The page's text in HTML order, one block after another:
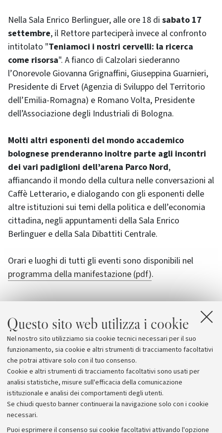
Questo sito web utilizza i cookie
Nel nostro sito utilizziamo sia cookie tecnici necessari per il suo
funzionamento, sia cookie e altri strumenti di tracciamento facoltativi
che potrai attivare solo con il tuo consenso.
Cookie e altri strumenti di tracciamento facoltativi sono usati per
analisi statistiche, misure sull'efficacia della comunicazione
istituzionale e analisi dei comportamenti degli utenti.
Se chiudi questo banner continuerai la navigazione solo con i cookie
necessari.
Puoi esprimere il consenso sui cookie facoltativi attivando l'opzione
Nella Sala Enrico Berlinguer, alle ore 18 di sabato 17
settembre, il Rettore parteciperà invece al confronto
intitolato "Teniamoci i nostri cervelli: la ricerca
come risorsa". A fianco di Calzolari siederanno
l’Onorevole Giovanna Grignaffini, Giuseppina Guarnieri,
Presidente di Ervet (Agenzia di Sviluppo del Territorio
dell’Emilia-Romagna) e Romano Volta, Presidente
dell’Associazione degli Industriali di Bologna.
Molti altri esponenti del mondo accademico
bolognese prenderanno inoltre parte agli incontri
dei vari padiglioni dell’arena Parco Nord,
affiancando il mondo della cultura nelle conversazioni al
Caffè Letterario, e dialogando con gli esponenti delle
altre istituzioni sui temi della politica e dell’economia
cittadina, negli appuntamenti della Sala Enrico
Berlinguer e della Sala Dibattiti Centrale.
Orari e luoghi di tutti gli eventi sono disponibili nel
programma della manifestazione (pdf).
Allegati
Programma della manifestazione (Pdf)
Archivio